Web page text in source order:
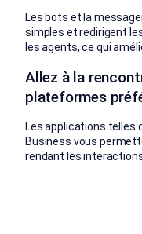
Allez à la
plateformes
Les applications telles
Business vous
rendant les
Les bots et la
simples et redirigent
les agents, ce qui